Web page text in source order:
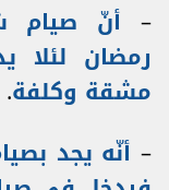
– أنّ صيام
رمضان
مشقة وكلفة.
– أنّه يجد